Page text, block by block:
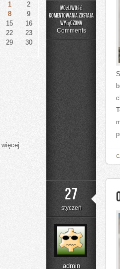
Możliwość
komentowania
Akcesoria
Budowlane
została
wyłączona
Comments
27
styczeń
admin
1
2
8
9
15
16
22
23
29
30